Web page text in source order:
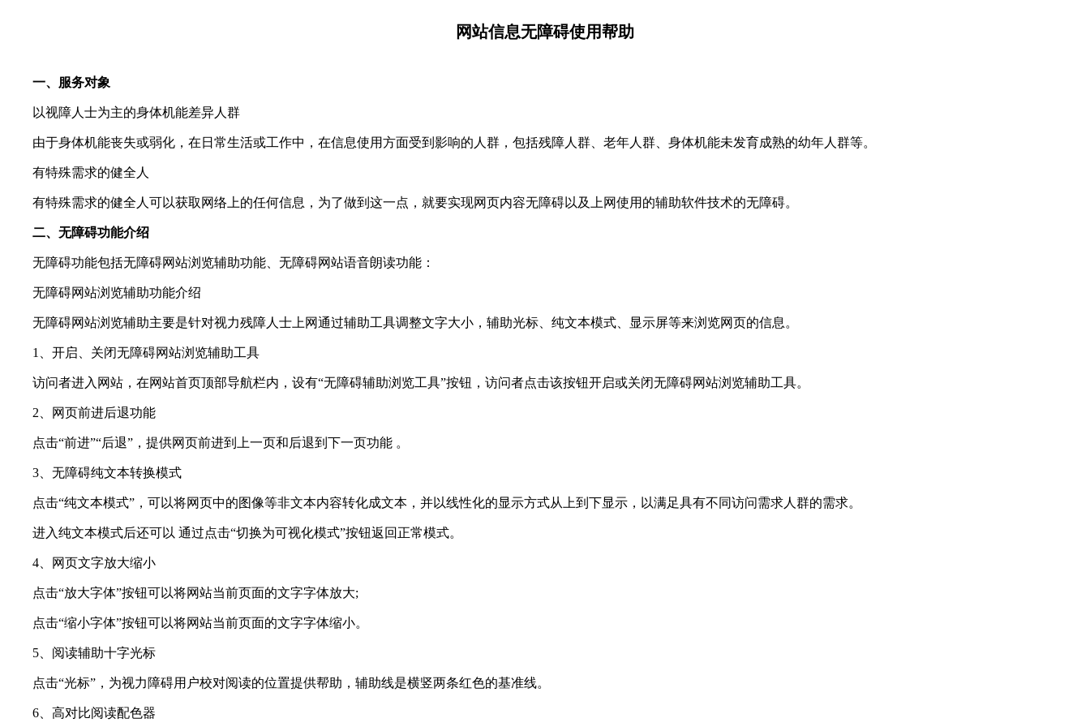
网站信息无障碍使用帮助
一、服务对象
以视障人士为主的身体机能差异人群
由于身体机能丧失或弱化，在日常生活或工作中，在信息使用方面受到影响的人群，包括残障人群、老年人群、身体机能未发育成熟的幼年人群等。
有特殊需求的健全人
有特殊需求的健全人可以获取网络上的任何信息，为了做到这一点，就要实现网页内容无障碍以及上网使用的辅助软件技术的无障碍。
二、无障碍功能介绍
无障碍功能包括无障碍网站浏览辅助功能、无障碍网站语音朗读功能：
无障碍网站浏览辅助功能介绍
无障碍网站浏览辅助主要是针对视力残障人士上网通过辅助工具调整文字大小，辅助光标、纯文本模式、显示屏等来浏览网页的信息。
1、开启、关闭无障碍网站浏览辅助工具
访问者进入网站，在网站首页顶部导航栏内，设有“无障碍辅助浏览工具”按钮，访问者点击该按钮开启或关闭无障碍网站浏览辅助工具。
2、网页前进后退功能
点击“前进”“后退”，提供网页前进到上一页和后退到下一页功能 。
3、无障碍纯文本转换模式
点击“纯文本模式”，可以将网页中的图像等非文本内容转化成文本，并以线性化的显示方式从上到下显示，以满足具有不同访问需求人群的需求。
进入纯文本模式后还可以 通过点击“切换为可视化模式”按钮返回正常模式。
4、网页文字放大缩小
点击“放大字体”按钮可以将网站当前页面的文字字体放大;
点击“缩小字体”按钮可以将网站当前页面的文字字体缩小。
5、阅读辅助十字光标
点击“光标”，为视力障碍用户校对阅读的位置提供帮助，辅助线是横竖两条红色的基准线。
6、高对比阅读配色器